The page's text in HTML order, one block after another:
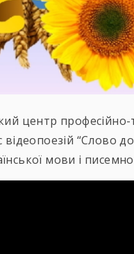
центр професійно-
відеопоезій “Слово
мови і